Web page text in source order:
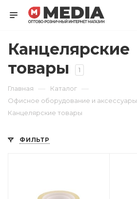
Канцелярские
товары
1
Главная — Каталог —
Офисное оборудование и аксессуары
Канцелярские товары
ФИЛЬТР